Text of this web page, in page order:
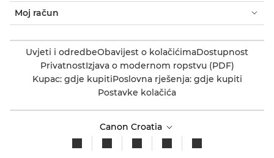
Moj račun
Uvjeti i odredbeObavijest o kolačićimaDostupnost
PrivatnostIzjava o modernom ropstvu (PDF)
Kupac: gdje kupitiPoslovna rješenja: gdje kupiti
Postavke kolačića
Canon Croatia